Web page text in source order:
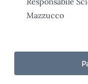
Mazzucco